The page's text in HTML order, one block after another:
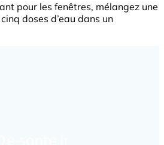
pour les fenêtres, mélangez une
doses d’eau dans un